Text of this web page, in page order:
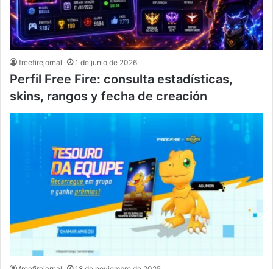
freefirejornal 1 de junio de 2026
Perfil Free Fire: consulta estadísticas,
skins, rangos y fecha de creación